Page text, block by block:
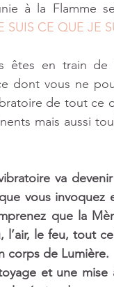
à la Flamme
SUIS CE QUE JE
êtes en train de
dont vous ne
de tout ce
mais aussi
va
vous invoquez
que la
l’air, le feu, tout
corps de Lumière.
et une mise